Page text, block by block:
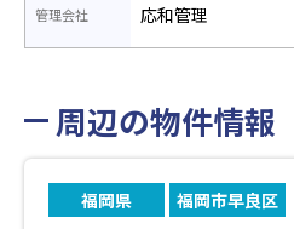
管理会社 応和管理
周辺の物件情報
福岡県 福岡市早良区